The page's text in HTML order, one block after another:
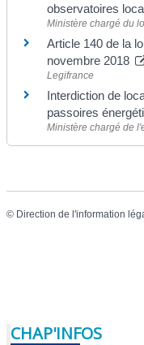
observatoires
Ministère chargé du
Article 140 de la
novembre 2018
Legifrance
Interdiction de
passoires
Ministère chargé de
© Direction de l'information
CHAP'INFOS